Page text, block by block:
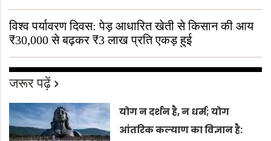
विश्व पर्यावरण दिवस: पेड़ आधारित खेती से किसान की आय
₹30,000 से बढ़कर ₹3 लाख प्रति एकड़ हुई
जरूर पढ़ें
योग न दर्शन है, न धर्म; योग
आंतरिक कल्याण का विज्ञान है: